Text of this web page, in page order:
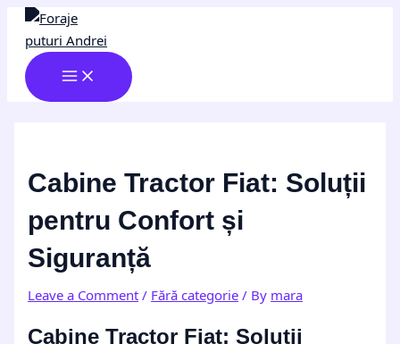
Skip
content
MENU
Cabine Tractor Fiat: Soluții
pentru Confort și
Siguranță
Leave a Comment / Fără categorie / By mara
Cabine Tractor Fiat: Soluții
Post
navigation
Type
here..
Name*
Email*
Website